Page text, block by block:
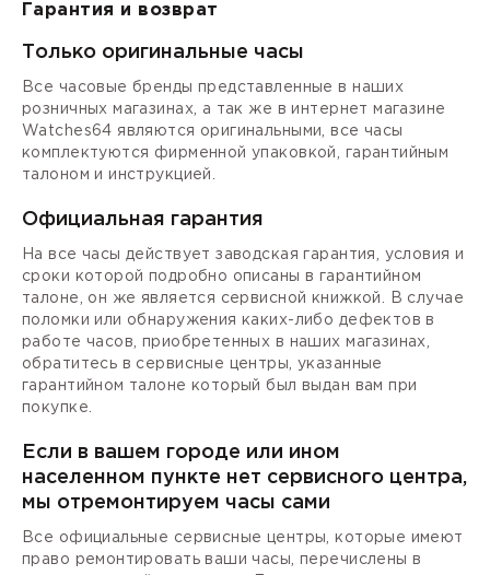
Гарантия и возврат
Только оригинальные часы
Все часовые бренды представленные в наших
розничных магазинах, а так же в интернет магазине
Watches64 являются оригинальными, все часы
комплектуются фирменной упаковкой, гарантийным
талоном и инструкцией.
Официальная гарантия
На все часы действует заводская гарантия, условия и
сроки которой подробно описаны в гарантийном
талоне, он же является сервисной книжкой. В случае
поломки или обнаружения каких-либо дефектов в
работе часов, приобретенных в наших магазинах,
обратитесь в сервисные центры, указанные
гарантийном талоне который был выдан вам при
покупке.
Если в вашем городе или ином
населенном пункте нет сервисного центра,
мы отремонтируем часы сами
Все официальные сервисные центры, которые имеют
право ремонтировать ваши часы, перечислены в